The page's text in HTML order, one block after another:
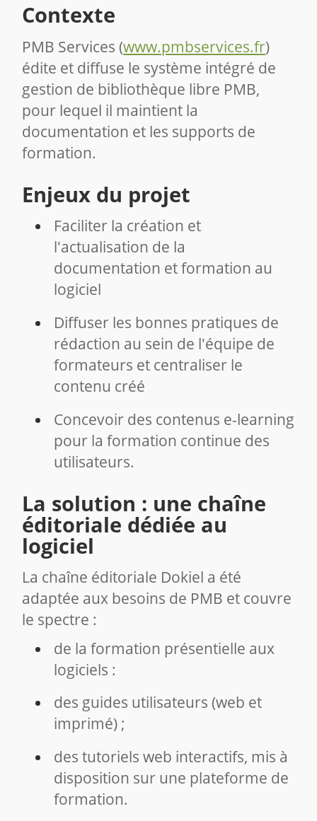
Contexte
PMB Services (www.pmbservices.fr)
édite et diffuse le système intégré de
gestion de bibliothèque libre PMB,
pour lequel il maintient la
documentation et les supports de
formation.
Enjeux du projet
Faciliter la création et
l'actualisation de la
documentation et formation au
logiciel
Diffuser les bonnes pratiques de
rédaction au sein de l'équipe de
formateurs et centraliser le
contenu créé
Concevoir des contenus e-learning
pour la formation continue des
utilisateurs.
La solution : une chaîne
éditoriale dédiée au
logiciel
La chaîne éditoriale Dokiel a été
adaptée aux besoins de PMB et couvre
le spectre :
de la formation présentielle aux
logiciels :
des guides utilisateurs (web et
imprimé) ;
des tutoriels web interactifs, mis à
disposition sur une plateforme de
formation.